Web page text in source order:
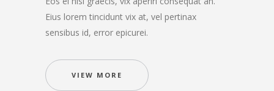
Eius lorem tincidunt vix at, vel pertinax
sensibus id, error epicurei.
VIEW MORE